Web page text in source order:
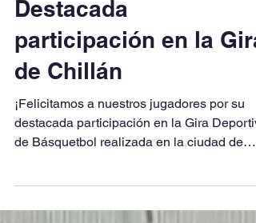
8 jun 1 min de lectura
BÁSQUETBOL:
Destacada
participación en la Gira
de Chillán
de Básquetbol realizada en la ciudad de